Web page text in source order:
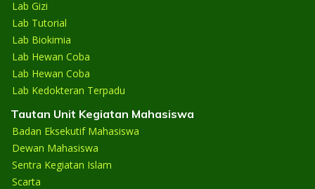
Lab Gizi
Lab Tutorial
Lab Biokimia
Lab Hewan Coba
Lab Hewan Coba
Lab Kedokteran Terpadu
Tautan Unit Kegiatan Mahasiswa
Badan Eksekutif Mahasiswa
Dewan Mahasiswa
Sentra Kegiatan Islam
Scarta